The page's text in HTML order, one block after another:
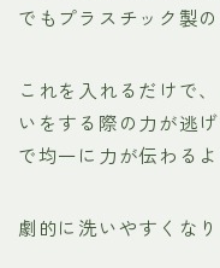
でもプラスチック製
これを入れるだけで
いをする際の力が逃
で均一に力が伝わるよ
劇的に洗いやすくなり